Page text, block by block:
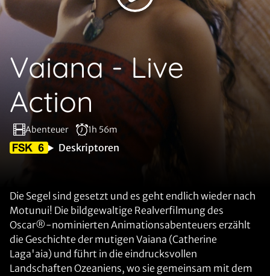
Vaiana - Live
Action
Abenteuer 1h 56m
Deskriptoren
Die Segel sind gesetzt und es geht endlich wieder nach
Motunui! Die bildgewaltige Realverfilmung des
Oscar®-nominierten Animationsabenteuers erzählt
die Geschichte der mutigen Vaiana (Catherine
Laga'aia) und führt in die eindrucksvollen
Landschaften Ozeaniens, wo sie gemeinsam mit dem